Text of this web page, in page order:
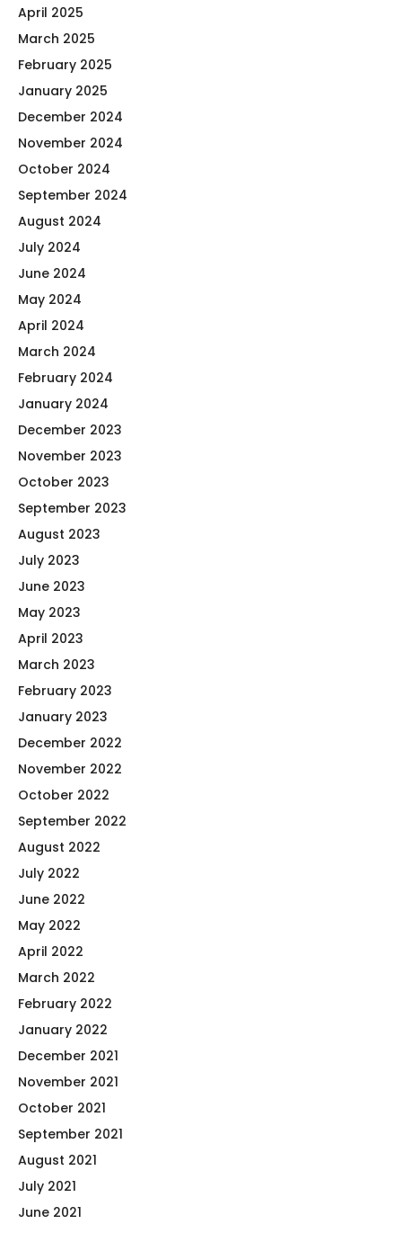
April 2025
March 2025
February 2025
January 2025
December 2024
November 2024
October 2024
September 2024
August 2024
July 2024
June 2024
May 2024
April 2024
March 2024
February 2024
January 2024
December 2023
November 2023
October 2023
September 2023
August 2023
July 2023
June 2023
May 2023
April 2023
March 2023
February 2023
January 2023
December 2022
November 2022
October 2022
September 2022
August 2022
July 2022
June 2022
May 2022
April 2022
March 2022
February 2022
January 2022
December 2021
November 2021
October 2021
September 2021
August 2021
July 2021
June 2021